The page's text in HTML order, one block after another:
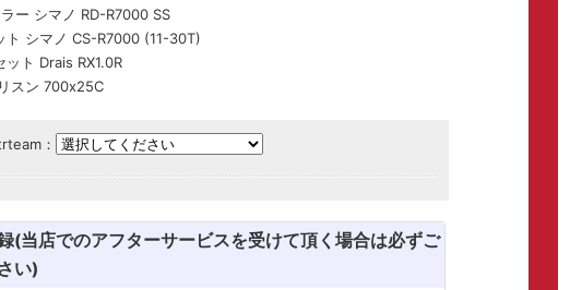
ー シマノ RD-R7000 SS
ト シマノ CS-R7000 (11-30T)
ット Drais RX1.0R
スン 700x25C
：
(当店でのアフターサービスを受けて頂く場合は必ずご
い)